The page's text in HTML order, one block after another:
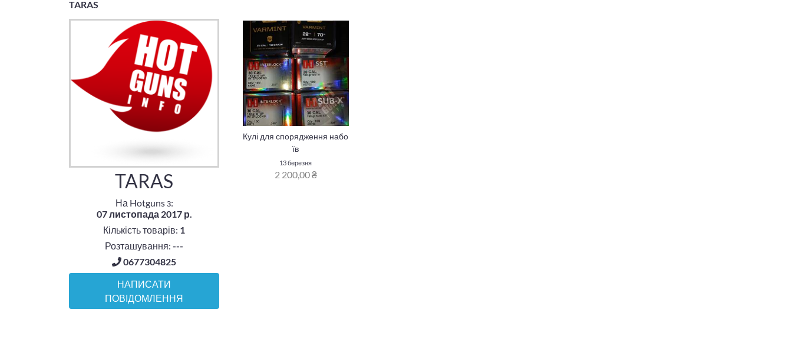
TARAS
TARAS
На Hotguns з:
07 листопада 2017 р.
Кількість товарів: 1
Розташування: ---
0677304825
НАПИСАТИ
ПОВІДОМЛЕННЯ
Кулі для спорядження набо
їв
13 березня
2 200,00 ₴